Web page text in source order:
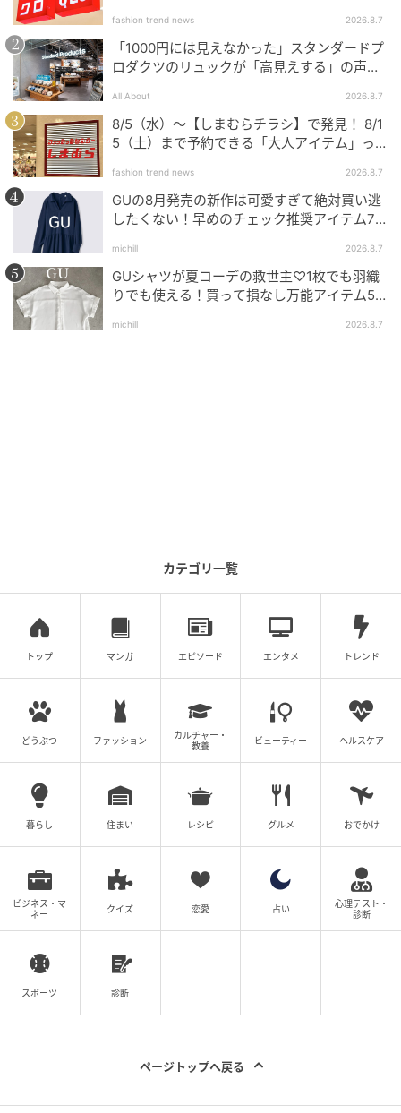
出典：and ST
旬のキャミソールを上に重ねてメリハリを演
出
fashion trend news 2026.8.7
「1000円には見えなかった」スタンダードプ
ロダクツのリュックが「高見えする」の声。
All About 2026.8.7
8/5（水）〜【しまむらチラシ】で発見！ 8/1
5（土）まで予約できる「大人アイテム」っ
fashion trend news 2026.8.7
GUの8月発売の新作は可愛すぎて絶対買い逃
したくない！早めのチェック推奨アイテム7
michill 2026.8.7
GUシャツが夏コーデの救世主♡1枚でも羽織
りでも使える！買って損なし万能アイテム5
michill 2026.8.7
カテゴリ一覧
トップ マンガ エピソード エンタメ トレンド
どうぶつ ファッション
カルチャー・
教養
ビューティー ヘルスケア
暮らし 住まい レシピ グルメ おでかけ
ビジネス・マ
ネー
クイズ 恋愛 占い
心理テスト・
診断
スポーツ 診断
ページトップへ戻る